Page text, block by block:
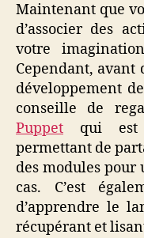
Maintenant que
d’associer des
votre
Cependant,
développement
conseille de
Puppet qui est
permettant de
des modules
cas. C’est
d’apprendre le
récupérant et